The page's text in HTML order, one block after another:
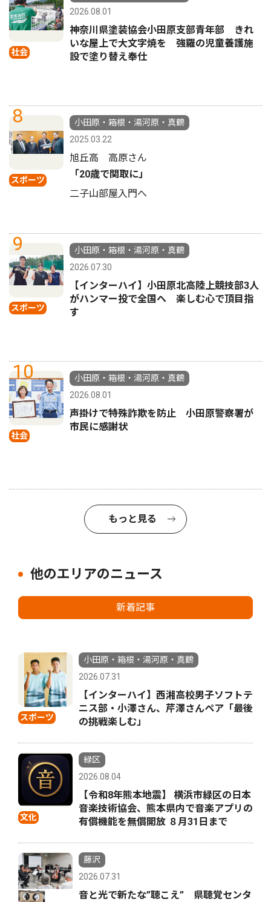
社会
2026.08.01
神奈川県塗装協会小田原支部青年部 きれ
いな屋上で大文字焼を 強羅の児童養護施
設で塗り替え奉仕
8
スポーツ
小田原・箱根・湯河原・真鶴
2025.03.22
旭丘高 高原さん
「20歳で関取に」
二子山部屋入門へ
9
スポーツ
小田原・箱根・湯河原・真鶴
2026.07.30
【インターハイ】小田原北高陸上競技部3人
がハンマー投で全国へ 楽しむ心で頂目指
す
10
社会
小田原・箱根・湯河原・真鶴
2026.08.01
声掛けで特殊詐欺を防止 小田原警察署が
市民に感謝状
もっと見る
他のエリアのニュース
新着記事
スポーツ
小田原・箱根・湯河原・真鶴
2026.07.31
【インターハイ】西湘高校男子ソフトテ
ニス部・小澤さん、芹澤さんペア「最後
の挑戦楽しむ」
文化
緑区
2026.08.04
【令和8年熊本地震】 横浜市緑区の日本
音楽技術協会、熊本県内で音楽アプリの
有償機能を無償開放 ８月31日まで
藤沢
2026.07.31
音と光で新たな”聴こえ” 県聴覚センタ